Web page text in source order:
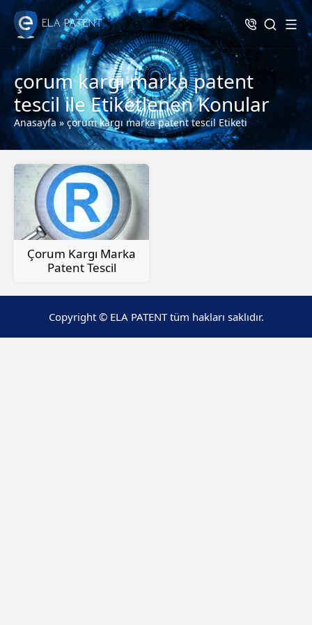
çorum kargı marka patent
tescil ile Etiketlenen Konular
Anasayfa»çorum kargı marka patent tescil Etiketi
Çorum Kargı Marka
Patent Tescil
Copyright © ELA PATENT tüm hakları saklıdır.